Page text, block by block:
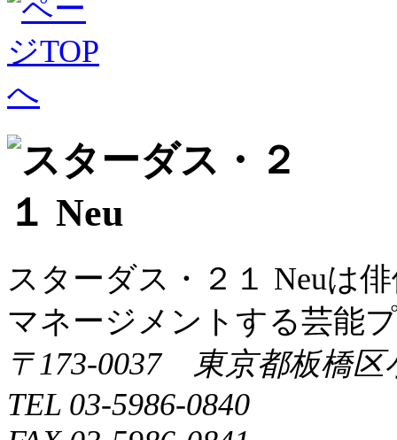
ナ
ビ
ゲ
ー
シ
ョ
スターダス・２１ Neuは
マネージメントする芸能
〒173-0037 東京都板橋区
TEL 03-5986-0840